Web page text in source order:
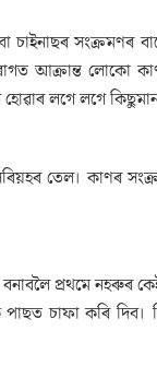
সংক্ৰমণৰ
ৰোগত আক্ৰান্ত লোকো
হোৱাৰ লগে লগে
সৰিয়হৰ তেল।
প্ৰথমে নহৰুৰ
চাফা কৰি